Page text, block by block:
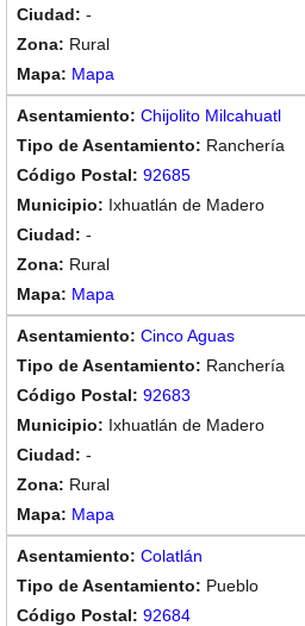
-
Rural
Mapa
Chijolito Milcahuatl
Ranchería
92685
Ixhuatlán de Madero
-
Rural
Mapa
Cinco Aguas
Ranchería
92683
Ixhuatlán de Madero
-
Rural
Mapa
Colatlán
Pueblo
92684